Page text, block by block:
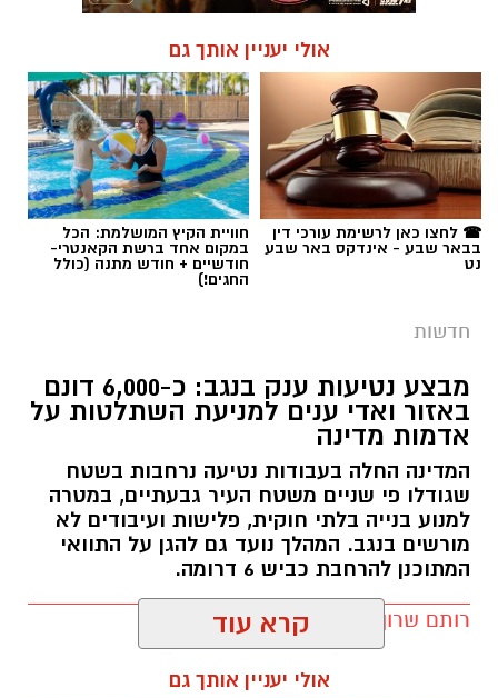
אולי יעניין אותך גם
☎ לחצו כאן לרשימת עורכי דין
בבאר שבע - אינדקס באר שבע
נט
חוויית הקיץ המושלמת: הכל
במקום אחד ברשת הקאנטרי-
חודשיים + חודש מתנה (כולל
החגים!)
חדשות
מבצע נטיעות ענק בנגב: כ-6,000 דונם
באזור ואדי ענים למניעת השתלטות על
אדמות מדינה
המדינה החלה בעבודות נטיעה נרחבות בשטח
שגודלו פי שניים משטח העיר גבעתיים, במטרה
למנוע בנייה בלתי חוקית, פלישות ועיבודים לא
מורשים בנגב. המהלך נועד גם להגן על התוואי
המתוכנן להרחבת כביש 6 דרומה.
רותם שרון / 11:32 08.08.26 קרא עוד
אולי יעניין אותך גם